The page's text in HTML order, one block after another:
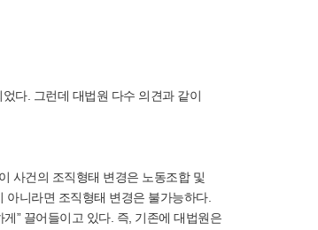
다. 그런데 대법원 다수 의견과 같이
사건의 조직형태 변경은 노동조합 및
아니라면 조직형태 변경은 불가능하다.
” 끌어들이고 있다. 즉, 기존에 대법원은